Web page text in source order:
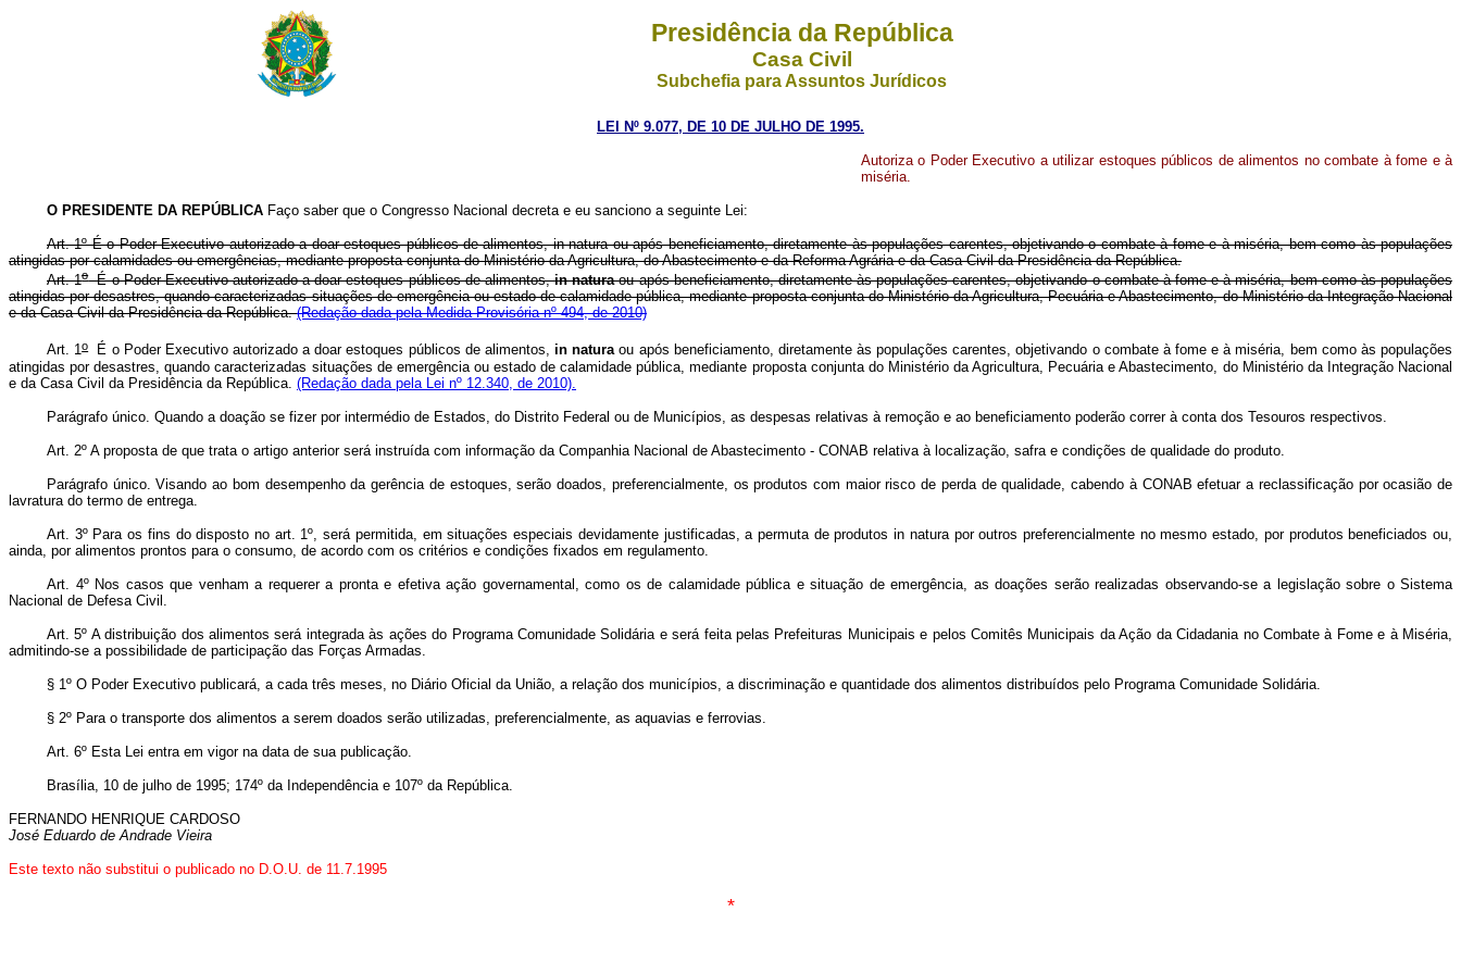
Presidência da República
Casa Civil
Subchefia para Assuntos Jurídicos
LEI Nº 9.077, DE 10 DE JULHO DE 1995.
Autoriza o Poder Executivo a utilizar estoques públicos de alimentos no combate à fome e à
miséria.
O PRESIDENTE DA REPÚBLICA Faço saber que o Congresso Nacional decreta e eu sanciono a seguinte Lei:
Art. 1º É o Poder Executivo autorizado a doar estoques públicos de alimentos, in natura ou após beneficiamento, diretamente às populações carentes, objetivando o combate à fome e à miséria, bem como às populações
atingidas por calamidades ou emergências, mediante proposta conjunta do Ministério da Agricultura, do Abastecimento e da Reforma Agrária e da Casa Civil da Presidência da República.
Art. 1oÉ o Poder Executivo autorizado a doar estoques públicos de alimentos,in naturaou após beneficiamento, diretamente às populações carentes, objetivando o combate à fome e à miséria, bem como às populações
atingidas por desastres, quando caracterizadas situações de emergência ou estado de calamidade pública, mediante proposta conjunta do Ministério da Agricultura, Pecuária e Abastecimento, do Ministério da Integração Nacional
e da Casa Civil da Presidência da República.(Redação dada pela Medida Provisória nº 494, de 2010)
Art. 1oÉ o Poder Executivo autorizado a doar estoques públicos de alimentos,in naturaou após beneficiamento, diretamente às populações carentes, objetivando o combate à fome e à miséria, bem como às populações
atingidas por desastres, quando caracterizadas situações de emergência ou estado de calamidade pública, mediante proposta conjunta do Ministério da Agricultura, Pecuária e Abastecimento, do Ministério da Integração Nacional
e da Casa Civil da Presidência da República. (Redação dada pela Lei nº 12.340, de 2010).
Parágrafo único. Quando a doação se fizer por intermédio de Estados, do Distrito Federal ou de Municípios, as despesas relativas à remoção e ao beneficiamento poderão correr à conta dos Tesouros respectivos.
Art. 2º A proposta de que trata o artigo anterior será instruída com informação da Companhia Nacional de Abastecimento - CONAB relativa à localização, safra e condições de qualidade do produto.
Parágrafo único. Visando ao bom desempenho da gerência de estoques, serão doados, preferencialmente, os produtos com maior risco de perda de qualidade, cabendo à CONAB efetuar a reclassificação por ocasião de
lavratura do termo de entrega.
Art. 3º Para os fins do disposto no art. 1º, será permitida, em situações especiais devidamente justificadas, a permuta de produtos in natura por outros preferencialmente no mesmo estado, por produtos beneficiados ou,
ainda, por alimentos prontos para o consumo, de acordo com os critérios e condições fixados em regulamento.
Art. 4º Nos casos que venham a requerer a pronta e efetiva ação governamental, como os de calamidade pública e situação de emergência, as doações serão realizadas observando-se a legislação sobre o Sistema
Nacional de Defesa Civil.
Art. 5º A distribuição dos alimentos será integrada às ações do Programa Comunidade Solidária e será feita pelas Prefeituras Municipais e pelos Comitês Municipais da Ação da Cidadania no Combate à Fome e à Miséria,
admitindo-se a possibilidade de participação das Forças Armadas.
§ 1º O Poder Executivo publicará, a cada três meses, no Diário Oficial da União, a relação dos municípios, a discriminação e quantidade dos alimentos distribuídos pelo Programa Comunidade Solidária.
§ 2º Para o transporte dos alimentos a serem doados serão utilizadas, preferencialmente, as aquavias e ferrovias.
Art. 6º Esta Lei entra em vigor na data de sua publicação.
Brasília, 10 de julho de 1995; 174º da Independência e 107º da República.
FERNANDO HENRIQUE CARDOSO
José Eduardo de Andrade Vieira
Este texto não substitui o publicado no D.O.U. de 11.7.1995
*